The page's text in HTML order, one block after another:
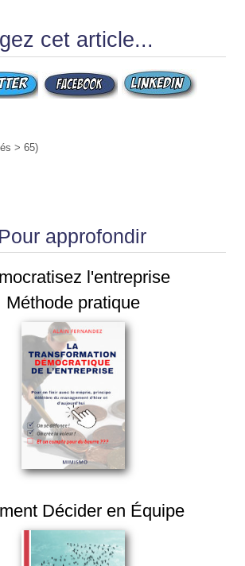
cet article...
> 65)
Pour approfondir
l'entreprise
Méthode pratique
Décider en Équipe